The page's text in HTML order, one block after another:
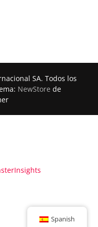
SA. Todos los
NewStore de
Spanish